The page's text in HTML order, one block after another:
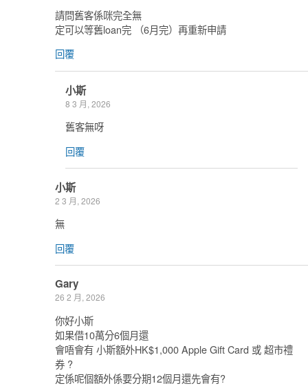
請問舊客係咪完全無
定可以等舊loan完 （6月完）再重新申請
回覆
小斯
8 3 月, 2026
舊客無呀
回覆
小斯
2 3 月, 2026
無
回覆
Gary
26 2 月, 2026
你好小斯
如果借10萬分6個月還
會唔會有 小斯額外HK$1,000 Apple Gift Card 或 超市禮
券 ?
定係呢個額外係要分期12個月還先會有?